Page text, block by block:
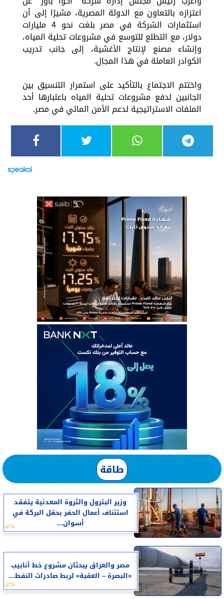
اعتزازه بالتعاون مع الدولة المصرية، مشيرًا إلى أن
استثمارات الشركة في مصر بلغت نحو 4 مليارات
دولار، مع التطلع للتوسع في مشروعات تحلية المياه،
وإنشاء مصنع لإنتاج الأغشية، إلى جانب تدريب
الكوادر العاملة في هذا المجال.
واختتم الاجتماع بالتأكيد على استمرار التنسيق بين
الجانبين لدفع مشروعات تحلية المياه باعتبارها أحد
الملفات الاستراتيجية لدعم الأمن المائي في مصر.
طاقة
وزير البترول والثروة المعدنية يتفقد
استئناف أعمال الحفر بحقل البركة في
أسوان...
مصر والعراق يبحثان مشروع خط أنابيب
«البصرة – العقبة» لربط صادرات النفط...